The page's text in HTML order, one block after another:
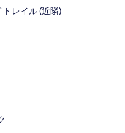
レイル (近隣)